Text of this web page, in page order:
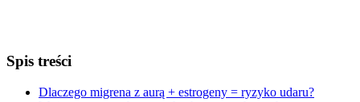
Spis treści
Dlaczego migrena z aurą + estrogeny = ryzyko udaru?